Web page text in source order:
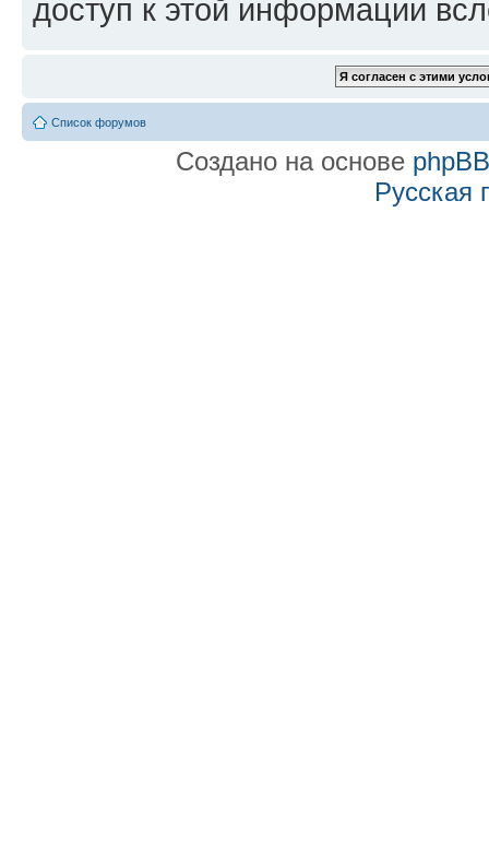
доступ к этой информации
Список форумов
Создано на основе phpBB
Русская